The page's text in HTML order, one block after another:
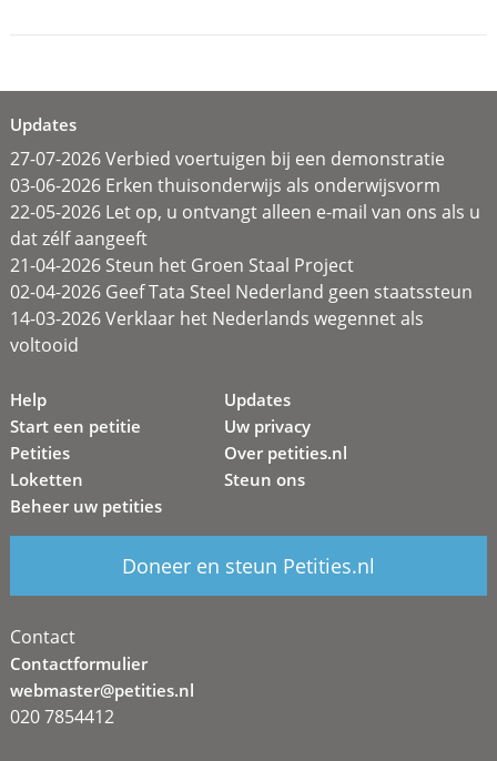
Updates
27-07-2026 Verbied voertuigen bij een demonstratie
03-06-2026 Erken thuisonderwijs als onderwijsvorm
22-05-2026 Let op, u ontvangt alleen e-mail van ons als u
dat zélf aangeeft
21-04-2026 Steun het Groen Staal Project
02-04-2026 Geef Tata Steel Nederland geen staatssteun
14-03-2026 Verklaar het Nederlands wegennet als
voltooid
Help
Start een petitie
Petities
Loketten
Beheer uw petities
Updates
Uw privacy
Over petities.nl
Steun ons
Doneer en steun Petities.nl
Contact
Contactformulier
webmaster@petities.nl
020 7854412